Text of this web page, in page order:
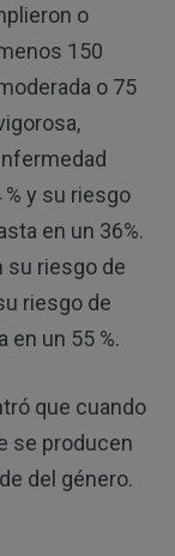
o
150
o 75
y su riesgo
en un 36%.
su riesgo de
riesgo de
en un 55 %.
que cuando
se producen
del género.